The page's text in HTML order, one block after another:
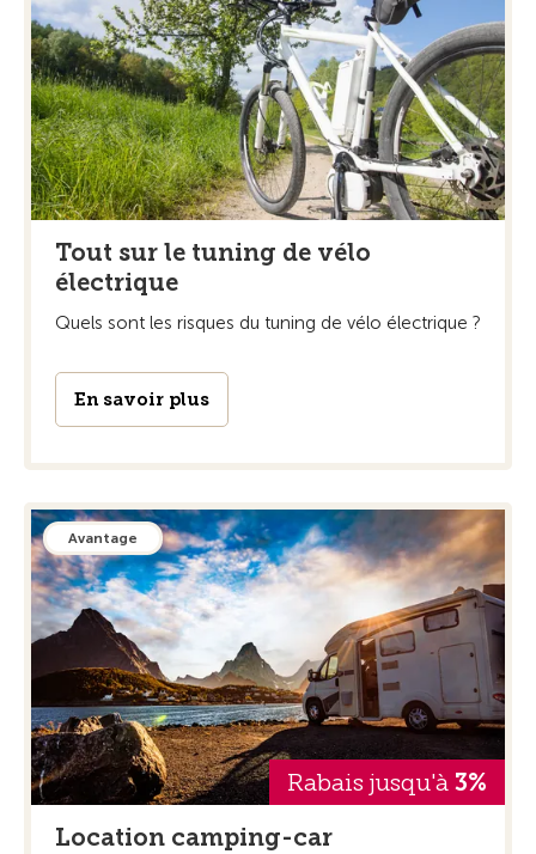
Tout sur le tuning de vélo
électrique
Quels sont les risques du tuning de vélo électrique ?
En savoir plus
Avantage
Rabais jusqu'à 3%
Location camping-car